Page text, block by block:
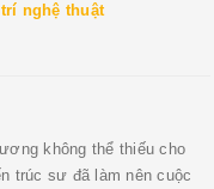
nghệ thuật
không thể thiếu cho
trúc sư đã làm nên cuộc